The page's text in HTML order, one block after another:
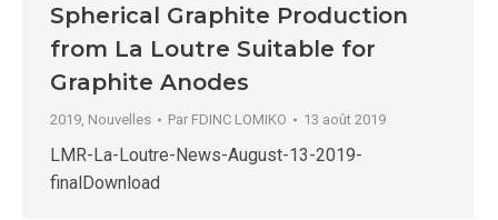
Spherical Graphite Production
from La Loutre Suitable for
Graphite Anodes
2019, Nouvelles Par FDINC LOMIKO 13 août 2019
LMR-La-Loutre-News-August-13-2019-
finalDownload